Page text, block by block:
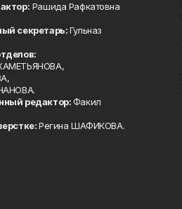
Рашида Рафкатовна
секретарь:Гульназ
редактор:Факил
Регина ШАФИКОВА.